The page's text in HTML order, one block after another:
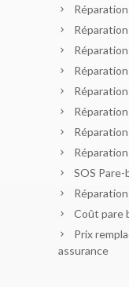
SOS Pare-
Coût pare
Prix
assurance